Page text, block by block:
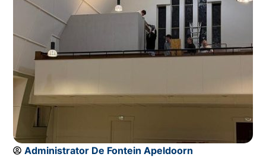
Administrator De Fontein Apeldoorn